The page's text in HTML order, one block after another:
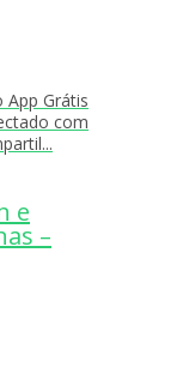
App Grátis
com
e
–